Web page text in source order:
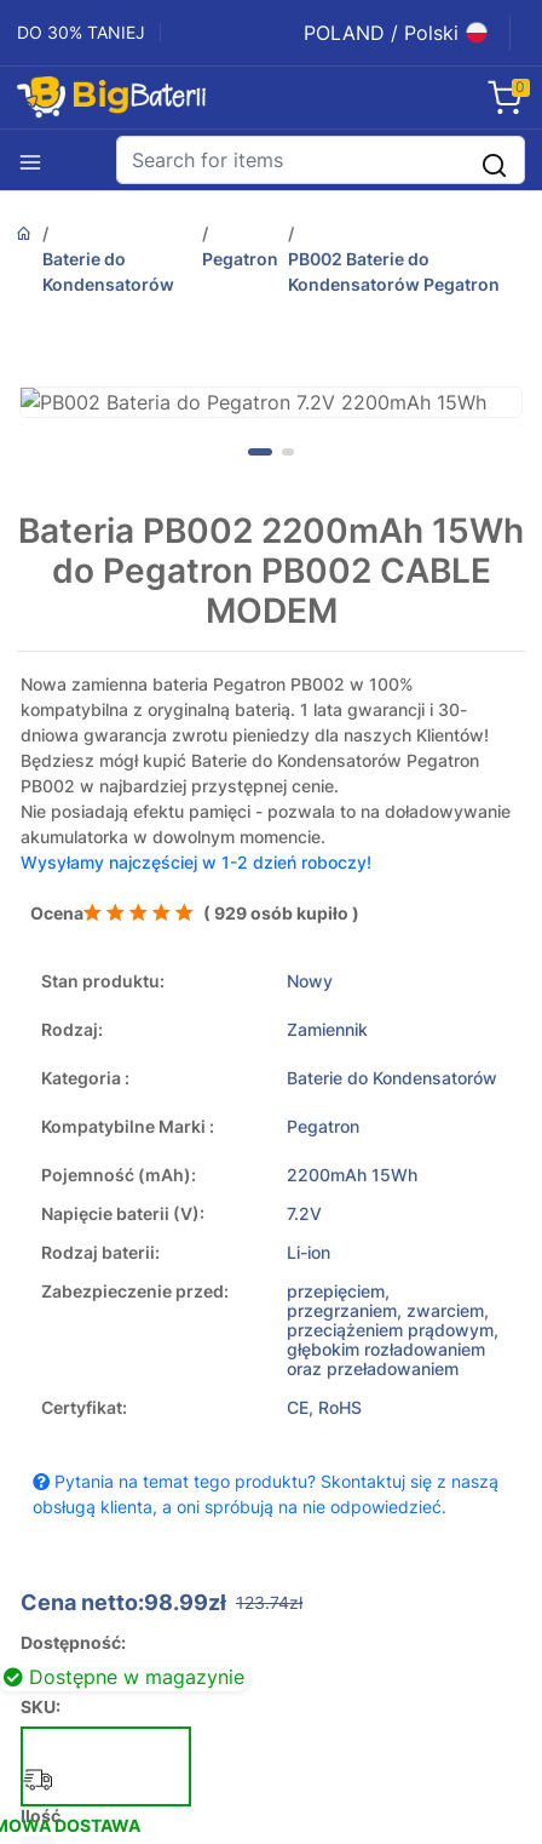
DO 30% TANIEJ POLAND / Polski
0
Baterie do
Kondensatorów
Pegatron PB002 Baterie do
Kondensatorów Pegatron
Bateria PB002 2200mAh 15Wh
do Pegatron PB002 CABLE
MODEM
Nowa zamienna bateria Pegatron PB002 w 100%
kompatybilna z oryginalną baterią. 1 lata gwarancji i 30-
dniowa gwarancja zwrotu pieniedzy dla naszych Klientów!
Będziesz mógł kupić Baterie do Kondensatorów Pegatron
PB002 w najbardziej przystępnej cenie.
Nie posiadają efektu pamięci - pozwala to na doładowywanie
akumulatorka w dowolnym momencie.
Wysyłamy najczęściej w 1-2 dzień roboczy!
Ocena ( 929 osób kupiło )
Stan produktu: Nowy
Rodzaj: Zamiennik
Kategoria : Baterie do Kondensatorów
Kompatybilne Marki : Pegatron
Pojemność (mAh):
2200mAh 15Wh
Napięcie baterii (V):
7.2V
Rodzaj baterii:
Li-ion
Zabezpieczenie przed:
przepięciem,
przegrzaniem, zwarciem,
przeciążeniem prądowym,
głębokim rozładowaniem
oraz przeładowaniem
Certyfikat:
CE, RoHS
Pytania na temat tego produktu? Skontaktuj się z naszą
obsługą klienta, a oni spróbują na nie odpowiedzieć.
Cena netto:98.99zł 123.74zł
Dostępność:
Dostępne w magazynie
SKU:
DOSTAWA
Ilość